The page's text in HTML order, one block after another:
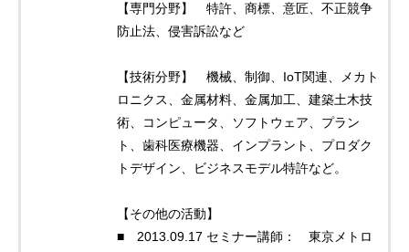
【専門分野】 特許、商標、意匠、不正競争
防止法、侵害訴訟など
【技術分野】 機械、制御、IoT関連、メカト
ロニクス、金属材料、金属加工、建築土木技
術、コンピュータ、ソフトウェア、プラン
ト、歯科医療機器、インプラント、プロダク
トデザイン、ビジネスモデル特許など。
【その他の活動】
■ 2013.09.17 セミナー講師： 東京メトロ